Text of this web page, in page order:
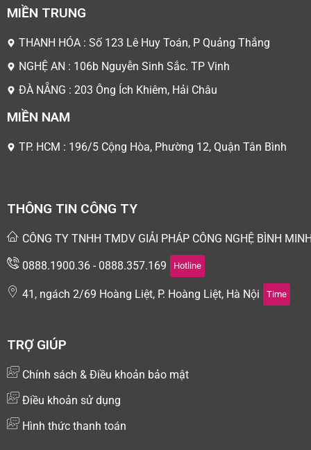
MIỀN TRUNG
THANH HÓA : Số 123 Lê Huy Toán, P Quảng Thắng
NGHỆ AN : 106b Nguyễn Sinh Sắc. TP Vinh
ĐÀ NẴNG : 203 Ông Ích Khiêm, Hải Châu
MIỀN NAM
TP. HCM : 196/5 Cộng Hòa, Phường 12, Quận Tân Bình
THÔNG TIN CÔNG TY
CÔNG TY TNHH TMDV GIẢI PHÁP CÔNG NGHỆ BÌNH
0888.1900.36 - 0888.357.169 Hotline
41, ngách 2/69 Hoàng Liệt, P. Hoàng Liệt, Hà Nội Time
TRỢ GIÚP
Chính sách & Điều khoản bảo mật
Điều khoản sử dụng
Hình thức thanh toán